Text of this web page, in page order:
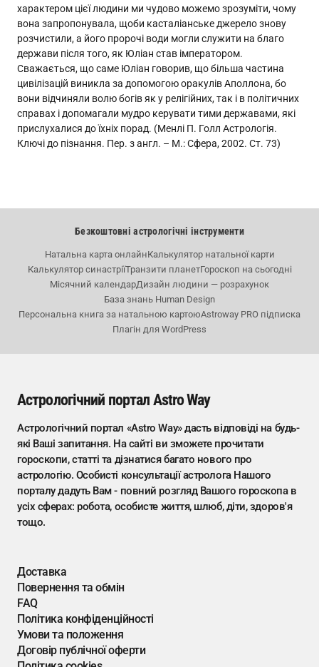
характером цієї людини ми чудово можемо зрозуміти, чому
вона запропонувала, щоби касталіанське джерело знову
розчистили, а його пророчі води могли служити на благо
держави після того, як Юліан став імператором.
Сважається, що саме Юліан говорив, що більша частина
цивілізацій виникла за допомогою оракулів Аполлона, бо
вони відчиняли волю богів як у релігійних, так і в політичних
справах і допомагали мудро керувати тими державами, які
прислухалися до їхніх порад. (Менлі П. Голл Астрологія.
Ключі до пізнання. Пер. з англ. – М.: Сфера, 2002. Ст. 73)
Безкоштовні астрологічні інструменти
Натальна карта онлайнКалькулятор натальної карти
Калькулятор синастріїТранзити планетГороскоп на сьогодні
Місячний календарДизайн людини — розрахунок
База знань Human Design
Персональна книга за натальною картоюAstroway PRO підписка
Плагін для WordPress
Астрологічний портал Astro Way
Астрологічний портал «Astro Way» дасть відповіді на будь-
які Ваші запитання. На сайті ви зможете прочитати
гороскопи, статті та дізнатися багато нового про
астрологію. Особисті консультації астролога Нашого
порталу дадуть Вам - повний розгляд Вашого гороскопа в
усіх сферах: робота, особисте життя, шлюб, діти, здоров'я
тощо.
Доставка
Повернення та обмін
FAQ
Політика конфіденційності
Умови та положення
Договір публічної оферти